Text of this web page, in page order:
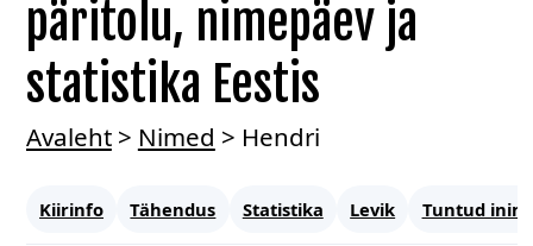
päritolu, nimepäev ja
statistika Eestis
Avaleht> Nimed > Hendri
Kiirinfo Tähendus Statistika Levik Tuntud